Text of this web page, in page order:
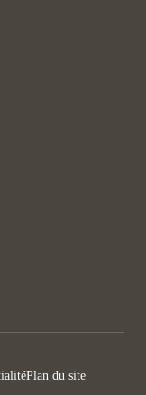
Plan du site